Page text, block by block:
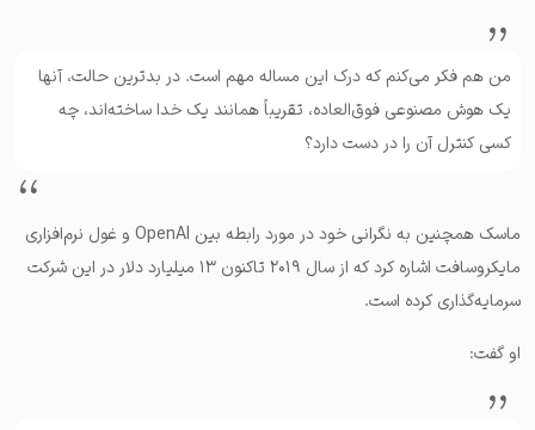
من هم فکر می‌کنم که درک این مساله مهم است. در بدترین حالت، آنها
یک هوش مصنوعی فوق‌العاده، تقریباً همانند یک خدا ساخته‌اند، چه
کسی کنترل آن را در دست دارد؟
ماسک همچنین به نگرانی خود در مورد رابطه بین OpenAI و غول نرم‌افزاری
مایکروسافت اشاره کرد که از سال ۲۰۱۹ تاکنون ۱۳ میلیارد دلار در این شرکت
سرمایه‌گذاری کرده است.
او گفت: